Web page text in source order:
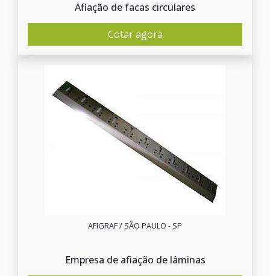
Afiação de facas circulares
Cotar agora
AFIGRAF / SÃO PAULO - SP
Empresa de afiação de lâminas